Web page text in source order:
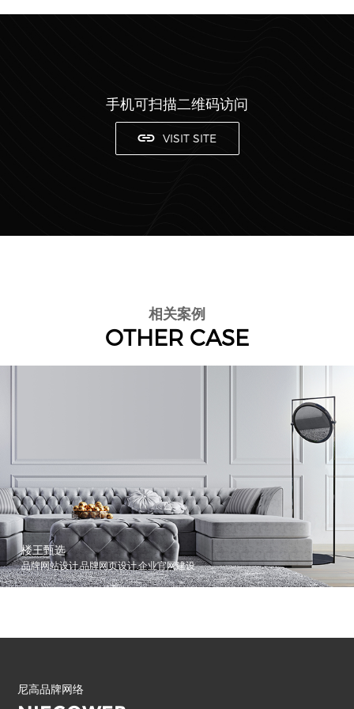
手机可扫描二维码访问
VISIT SITE
相关案例
OTHER CASE
楼王甄选
品牌网站设计.品牌网页设计.企业官网建设
尼高品牌网络